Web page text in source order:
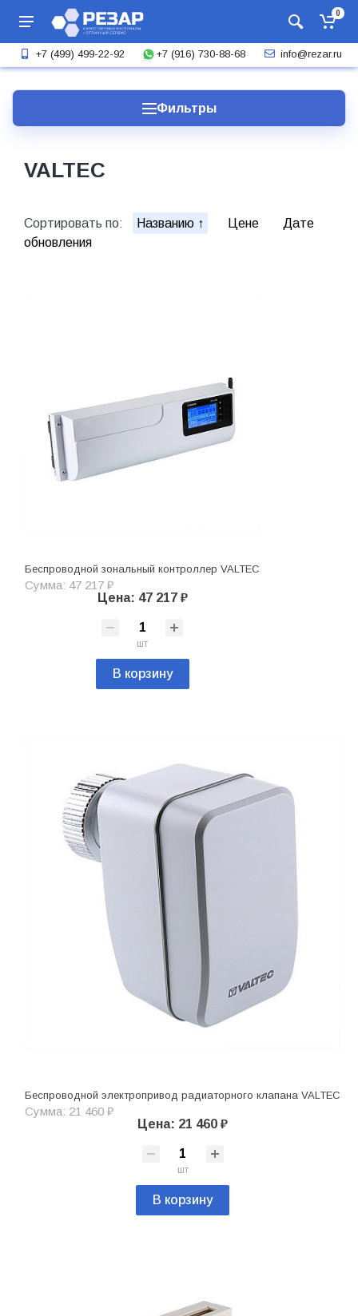
0
+7 (499) 499-22-92 +7 (916) 730-88-68 info@rezar.ru
Фильтры
VALTEC
Сортировать по: Названию Цене
Дате
обновления
Беспроводной зональный контроллер VALTEC
Сумма: 47 217 ₽
Цена: 47 217 ₽
шт
В корзину
Беспроводной электропривод радиаторного клапана VALTEC
Сумма: 21 460 ₽
Цена: 21 460 ₽
шт
В корзину